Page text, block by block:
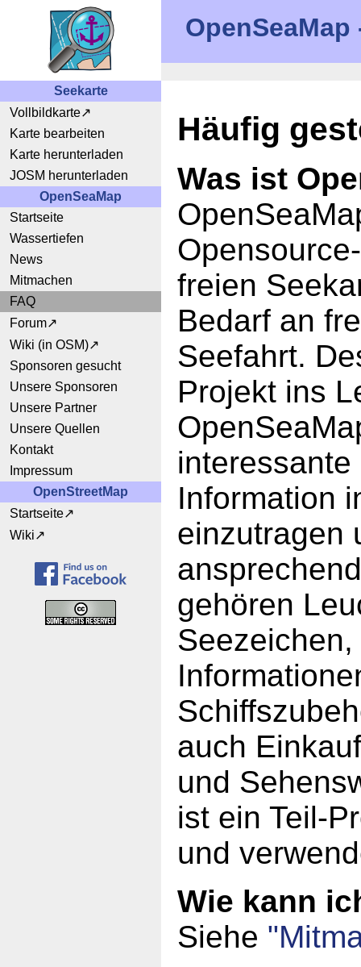
Seekarte
Vollbildkarte
Karte bearbeiten
Karte herunterladen
JOSM herunterladen
OpenSeaMap
Startseite
Wassertiefen
News
Mitmachen
FAQ
Forum
Wiki (in OSM)
Sponsoren gesucht
Unsere Sponsoren
Unsere Partner
Unsere Quellen
Kontakt
Impressum
OpenStreetMap
Startseite
Wiki
Häufig
Was ist
freien
Bedarf an
Seefahrt.
Projekt ins
Information
einzutragen
gehören
auch
und
ist ein Teil-
und
Wie kann
Siehe